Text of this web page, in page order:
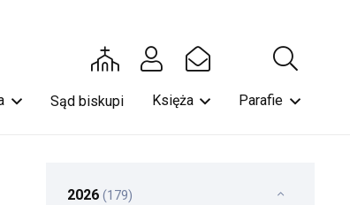
Sąd biskupi Księża Parafie
2026 (179)